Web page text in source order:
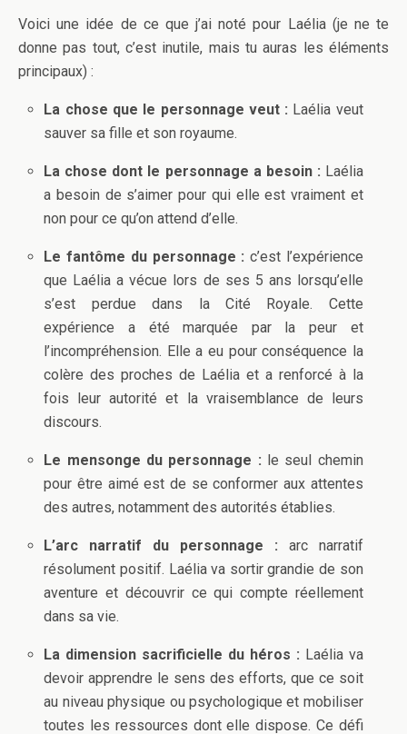
Voici une idée de ce que j’ai noté pour Laélia (je ne te
donne pas tout, c’est inutile, mais tu auras les éléments
principaux) :
La chose que le personnage veut : Laélia veut
sauver sa fille et son royaume.
La chose dont le personnage a besoin : Laélia
a besoin de s’aimer pour qui elle est vraiment et
non pour ce qu’on attend d’elle.
Le fantôme du personnage : c’est l’expérience
que Laélia a vécue lors de ses 5 ans lorsqu’elle
s’est perdue dans la Cité Royale. Cette
expérience a été marquée par la peur et
l’incompréhension. Elle a eu pour conséquence la
colère des proches de Laélia et a renforcé à la
fois leur autorité et la vraisemblance de leurs
discours.
Le mensonge du personnage : le seul chemin
pour être aimé est de se conformer aux attentes
des autres, notamment des autorités établies.
L’arc narratif du personnage : arc narratif
résolument positif. Laélia va sortir grandie de son
aventure et découvrir ce qui compte réellement
dans sa vie.
La dimension sacrificielle du héros : Laélia va
devoir apprendre le sens des efforts, que ce soit
au niveau physique ou psychologique et mobiliser
toutes les ressources dont elle dispose. Ce défi